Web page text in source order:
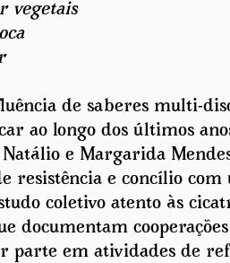
vegetais
de saberes multi-
ao longo dos últimos
e Margarida
resistência e concílio
coletivo atento às
documentam
parte em atividades de